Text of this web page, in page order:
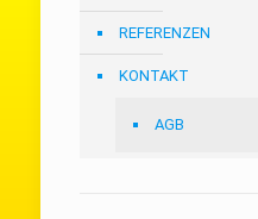
REFERENZEN
KONTAKT
AGB